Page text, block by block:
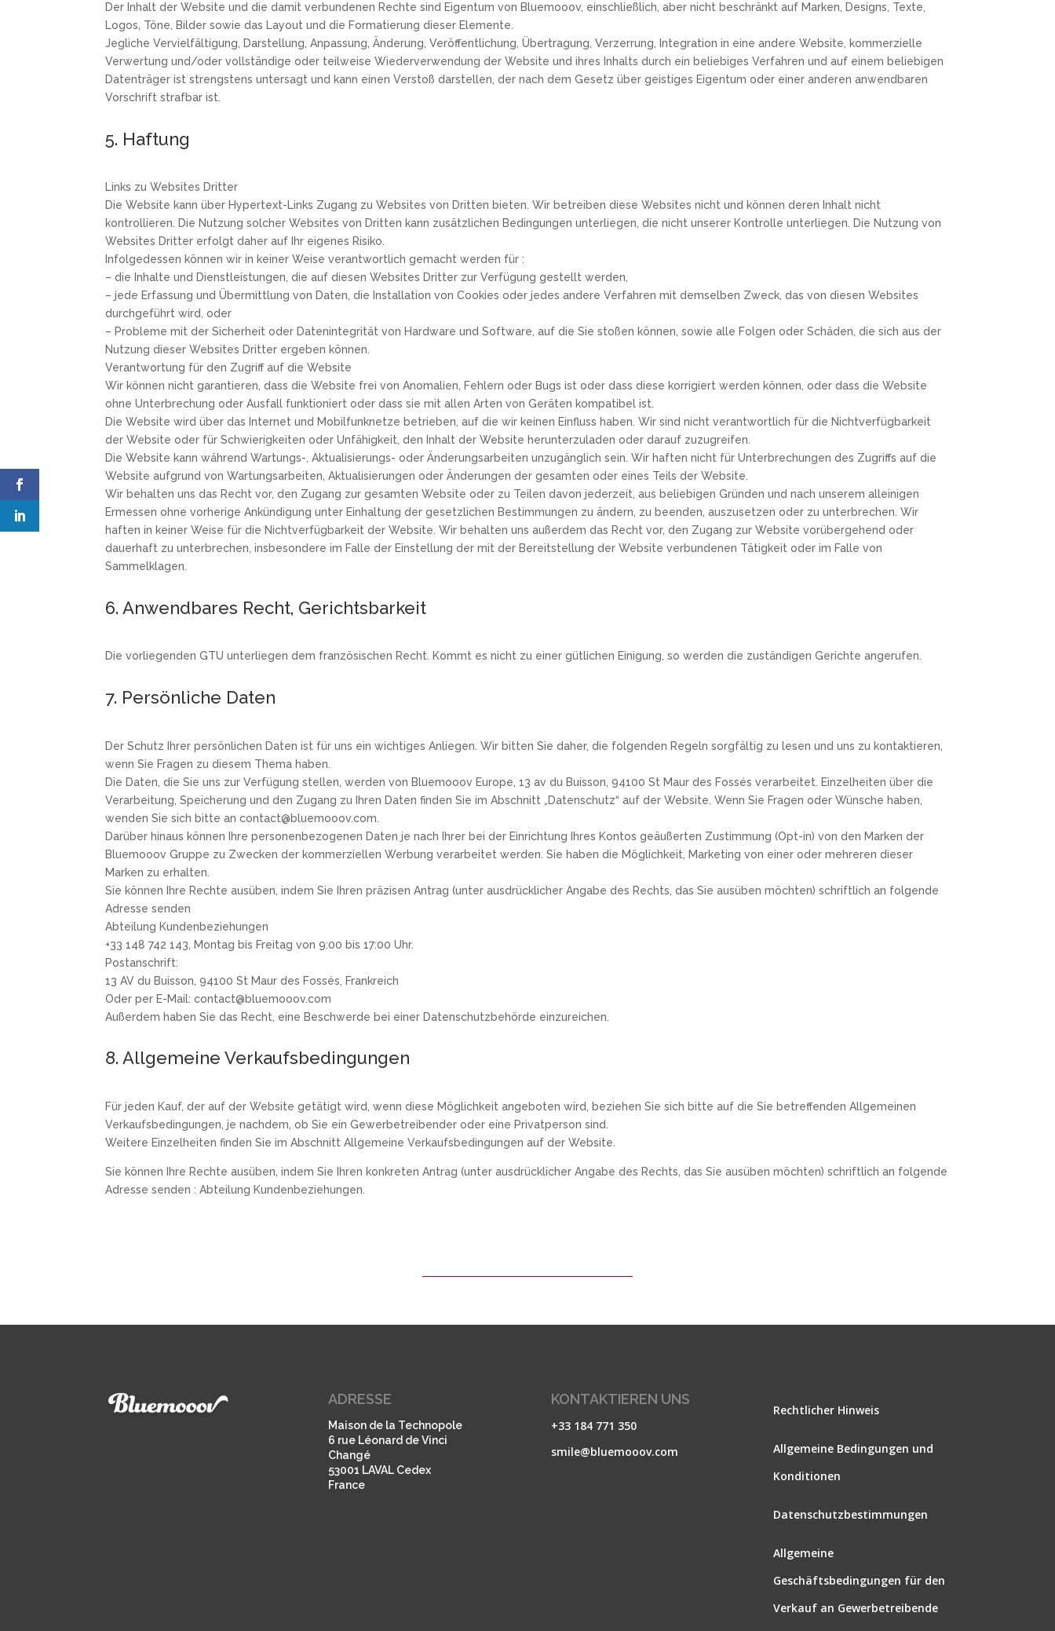
Der Inhalt der Website und die damit verbundenen Rechte sind Eigentum von Bluemooov, einschließlich, aber nicht beschränkt auf Marken, Designs, Texte,
Logos, Töne, Bilder sowie das Layout und die Formatierung dieser Elemente.
Jegliche Vervielfältigung, Darstellung, Anpassung, Änderung, Veröffentlichung, Übertragung, Verzerrung, Integration in eine andere Website, kommerzielle
Verwertung und/oder vollständige oder teilweise Wiederverwendung der Website und ihres Inhalts durch ein beliebiges Verfahren und auf einem beliebigen
Datenträger ist strengstens untersagt und kann einen Verstoß darstellen, der nach dem Gesetz über geistiges Eigentum oder einer anderen anwendbaren
Vorschrift strafbar ist.
5. Haftung
Links zu Websites Dritter
Die Website kann über Hypertext-Links Zugang zu Websites von Dritten bieten. Wir betreiben diese Websites nicht und können deren Inhalt nicht
kontrollieren. Die Nutzung solcher Websites von Dritten kann zusätzlichen Bedingungen unterliegen, die nicht unserer Kontrolle unterliegen. Die Nutzung von
Websites Dritter erfolgt daher auf Ihr eigenes Risiko.
Infolgedessen können wir in keiner Weise verantwortlich gemacht werden für :
– die Inhalte und Dienstleistungen, die auf diesen Websites Dritter zur Verfügung gestellt werden,
– jede Erfassung und Übermittlung von Daten, die Installation von Cookies oder jedes andere Verfahren mit demselben Zweck, das von diesen Websites
durchgeführt wird, oder
– Probleme mit der Sicherheit oder Datenintegrität von Hardware und Software, auf die Sie stoßen können, sowie alle Folgen oder Schäden, die sich aus der
Nutzung dieser Websites Dritter ergeben können.
Verantwortung für den Zugriff auf die Website
Wir können nicht garantieren, dass die Website frei von Anomalien, Fehlern oder Bugs ist oder dass diese korrigiert werden können, oder dass die Website
ohne Unterbrechung oder Ausfall funktioniert oder dass sie mit allen Arten von Geräten kompatibel ist.
Die Website wird über das Internet und Mobilfunknetze betrieben, auf die wir keinen Einfluss haben. Wir sind nicht verantwortlich für die Nichtverfügbarkeit
der Website oder für Schwierigkeiten oder Unfähigkeit, den Inhalt der Website herunterzuladen oder darauf zuzugreifen.
Die Website kann während Wartungs-, Aktualisierungs- oder Änderungsarbeiten unzugänglich sein. Wir haften nicht für Unterbrechungen des Zugriffs auf die
Website aufgrund von Wartungsarbeiten, Aktualisierungen oder Änderungen der gesamten oder eines Teils der Website.
Wir behalten uns das Recht vor, den Zugang zur gesamten Website oder zu Teilen davon jederzeit, aus beliebigen Gründen und nach unserem alleinigen
Ermessen ohne vorherige Ankündigung unter Einhaltung der gesetzlichen Bestimmungen zu ändern, zu beenden, auszusetzen oder zu unterbrechen. Wir
haften in keiner Weise für die Nichtverfügbarkeit der Website. Wir behalten uns außerdem das Recht vor, den Zugang zur Website vorübergehend oder
dauerhaft zu unterbrechen, insbesondere im Falle der Einstellung der mit der Bereitstellung der Website verbundenen Tätigkeit oder im Falle von
Sammelklagen.
6. Anwendbares Recht, Gerichtsbarkeit
Die vorliegenden GTU unterliegen dem französischen Recht. Kommt es nicht zu einer gütlichen Einigung, so werden die zuständigen Gerichte angerufen.
7. Persönliche Daten
Der Schutz Ihrer persönlichen Daten ist für uns ein wichtiges Anliegen. Wir bitten Sie daher, die folgenden Regeln sorgfältig zu lesen und uns zu kontaktieren,
wenn Sie Fragen zu diesem Thema haben.
Die Daten, die Sie uns zur Verfügung stellen, werden von Bluemooov Europe, 13 av du Buisson, 94100 St Maur des Fossés verarbeitet. Einzelheiten über die
Verarbeitung, Speicherung und den Zugang zu Ihren Daten finden Sie im Abschnitt „Datenschutz“ auf der Website. Wenn Sie Fragen oder Wünsche haben,
wenden Sie sich bitte an contact@bluemooov.com.
Darüber hinaus können Ihre personenbezogenen Daten je nach Ihrer bei der Einrichtung Ihres Kontos geäußerten Zustimmung (Opt-in) von den Marken der
Bluemooov Gruppe zu Zwecken der kommerziellen Werbung verarbeitet werden. Sie haben die Möglichkeit, Marketing von einer oder mehreren dieser
Marken zu erhalten.
Sie können Ihre Rechte ausüben, indem Sie Ihren präzisen Antrag (unter ausdrücklicher Angabe des Rechts, das Sie ausüben möchten) schriftlich an folgende
Adresse senden
Abteilung Kundenbeziehungen
+33 148 742 143, Montag bis Freitag von 9:00 bis 17:00 Uhr.
Postanschrift:
13 AV du Buisson, 94100 St Maur des Fossés, Frankreich
Oder per E-Mail: contact@bluemooov.com
Außerdem haben Sie das Recht, eine Beschwerde bei einer Datenschutzbehörde einzureichen.
8. Allgemeine Verkaufsbedingungen
Für jeden Kauf, der auf der Website getätigt wird, wenn diese Möglichkeit angeboten wird, beziehen Sie sich bitte auf die Sie betreffenden Allgemeinen
Verkaufsbedingungen, je nachdem, ob Sie ein Gewerbetreibender oder eine Privatperson sind.
Weitere Einzelheiten finden Sie im Abschnitt Allgemeine Verkaufsbedingungen auf der Website.
Sie können Ihre Rechte ausüben, indem Sie Ihren konkreten Antrag (unter ausdrücklicher Angabe des Rechts, das Sie ausüben möchten) schriftlich an folgende
Adresse senden : Abteilung Kundenbeziehungen.
ADRESSE
Maison de la Technopole
6 rue Léonard de Vinci
Changé
53001 LAVAL Cedex
France
KONTAKTIEREN UNS
+33 184 771 350
smile@bluemooov.com
Rechtlicher Hinweis
Allgemeine Bedingungen und
Konditionen
Datenschutzbestimmungen
Allgemeine
Geschäftsbedingungen für den
Verkauf an Gewerbetreibende